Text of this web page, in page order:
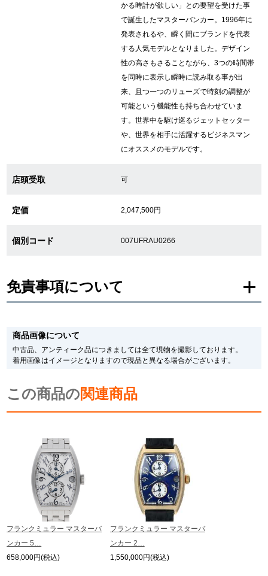
SNS・動画
For Overseas Customers
简体中文
商品画像について
中古品、アンティーク品につきましては全て現物を撮影しております。
着用画像はイメージとなりますので現品と異なる場合がございます。
この商品の関連商品
フランクミュラー マスターバ
ンカー 5…
658,000円(税込)
フランクミュラー マスターバ
ンカー 2…
1,550,000円(税込)
かる時計が欲しい」との要望を受けた事
で誕生したマスターバンカー。1996年に
発表されるや、瞬く間にブランドを代表
する人気モデルとなりました。デザイン
性の高さもさることながら、3つの時間帯
を同時に表示し瞬時に読み取る事が出
来、且つ一つのリューズで時刻の調整が
可能という機能性も持ち合わせていま
す。世界中を駆け巡るジェットセッター
や、世界を相手に活躍するビジネスマン
にオススメのモデルです。
店頭受取 可
定価 2,047,500円
個別コード 007UFRAU0266
免責事項について
メーカー保護シールの有無に個体差がございますのでご了承下さいませ。
また、メーカーにてマイナーチェンジがなされる場合がございますが、在庫品
の仕様で販売させていただきますので予めご了承の程お願いいたします。
尚、中古品、アンティーク品につきましては現品を撮影しております。
ます。
の掲載を控えております。
※当店では店頭販売も行っております為、サイトでのご注文と店頭処理との時
間差で在庫切れになる場合がございます。
予めご了承くださいませ。
また、ご来店にてご購入を希望される場合にも、事前に在庫の確認をお電話か
メールにてお問い合わせいただけますようお願いいたします。
※アンティーク品やユーズド品の場合、外装および内部機械に代替部品を使用
している場合がございます。
※表示の定価は、入荷時の価格となっております。
現在の定価と異なる場合がございますのでご了承くださいませ。